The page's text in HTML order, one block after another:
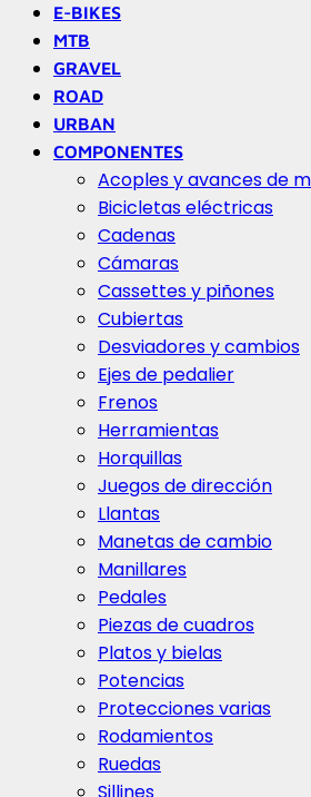
E-BIKES
MTB
GRAVEL
ROAD
URBAN
COMPONENTES
Acoples y avances de
Bicicletas eléctricas
Cadenas
Cámaras
Cassettes y piñones
Cubiertas
Desviadores y cambios
Ejes de pedalier
Frenos
Herramientas
Horquillas
Juegos de dirección
Llantas
Manetas de cambio
Manillares
Pedales
Piezas de cuadros
Platos y bielas
Potencias
Protecciones varias
Rodamientos
Ruedas
Sillines